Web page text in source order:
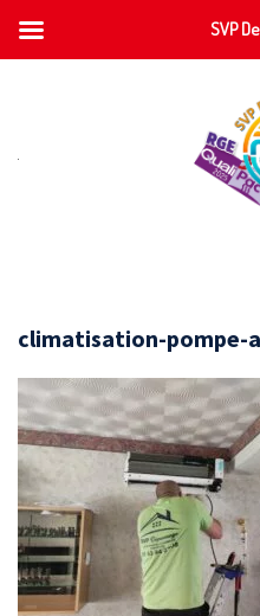
climatisation-pompe-
SVP